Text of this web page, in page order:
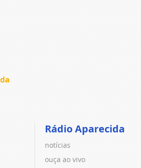
Rádio Aparecida
notícias
ouça ao vivo